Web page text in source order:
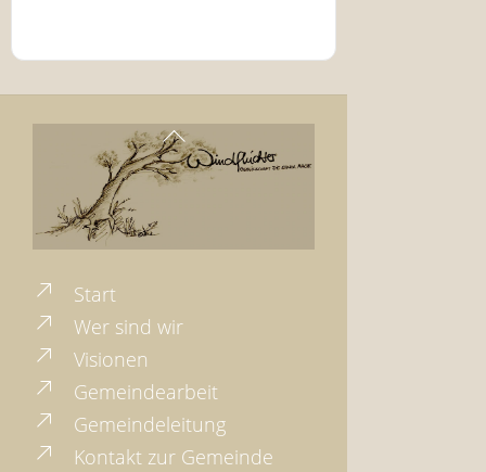
Back
To
Start
Wer sind wir
Visionen
Gemeindearbeit
Gemeindeleitung
Kontakt zur Gemeinde